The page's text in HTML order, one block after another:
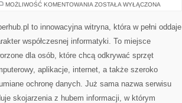
MOŻLIWOŚĆ KOMENTOWANIA SZTUCZNA
ZOSTAŁA WYŁĄCZONA
to innowacyjna witryna, która w pełni oddaje
współczesnej informatyki. To miejsce
dla osób, które chcą odkrywać sprzęt
aplikacje, internet, a także szeroko
ochronę danych. Już sama nazwa serwisu
skojarzenia z hubem informacji, w którym